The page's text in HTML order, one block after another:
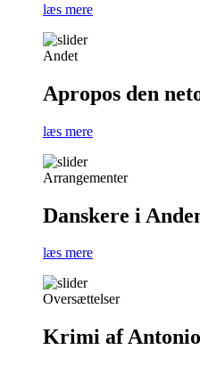
læs mere
Andet
Apropos den
læs mere
Arrangementer
Danskere i
læs mere
Oversættelser
Krimi af